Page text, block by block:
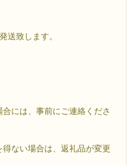
送致します。
には、事前にご連絡くださ
得ない場合は、返礼品が変更